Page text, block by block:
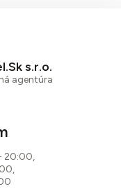
s.r.o.
agentúra
20:00,